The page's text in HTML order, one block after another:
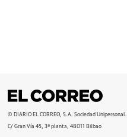
© DIARIO EL CORREO, S.A. Sociedad Unipersonal.
C/ Gran Vía 45, 3ª planta, 48011 Bilbao